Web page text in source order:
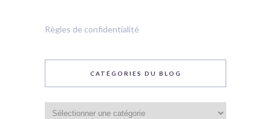
Règles de confidentialité
CATÉGORIES DU BLOG
du